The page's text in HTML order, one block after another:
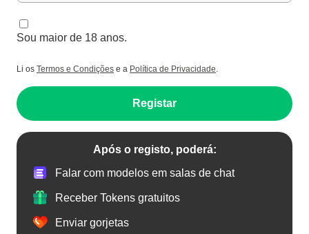
Sou maior de 18 anos.
Li os Termos e Condições e a Política de Privacidade.
Registar
Após o registo, poderá:
Falar com modelos em salas de chat
Receber Tokens gratuitos
Enviar gorjetas